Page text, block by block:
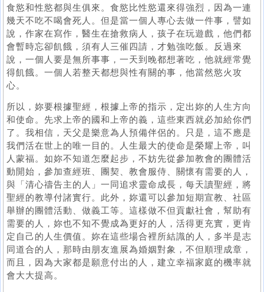
食慾和性慾都與生俱來。食慾比性慾還來得強烈，因為一連
幾天不吃不喝會死人。但是當一個人專心去做一件事，譬如
說，作家在寫作，醫生在搶救病人，孩子在玩遊戲，他們都
會暫時忘卻飢餓，須有人三催四請，才勉強吃飯。反過來
說，一個人要是無所事事，一天到晚都想著吃，他就經常覺
得飢餓。一個人若整天都想與性有關的事，他當然慾火攻
心。
所以，妳要根據聖經，根據上帝的指示，定出妳的人生方向
和使命。先求上帝的國和上帝的義，這些東西就必加給你們
了。我相信，天父是樂意為人預備伴侶的。只是，這不應是
我們活在世上的唯一目的。人生最大的使命是榮耀上帝，叫
人蒙福。如妳不知道怎麼起步，不妨先從參加教會的團體活
動開始，參加查經班、團契、教會服侍、關懷有需要的人，
與「清心禱告主的人」一同追求靈命成長，每天讀聖經，將
聖經的教導付諸實行。此外，妳還可以參加短期宣教、社區
舉辦的團體活動、做義工等。這樣做不但貢獻社會，幫助有
需要的人，妳也不知不覺成為更好的人，活得更充實，更肯
定自己的人生價值。妳在這些場合裡所結識的人，多半是志
同道合的人，那時由朋友進展為婚姻對象，不但順理成章，
而且，因為大家都是願意付出的人，建立幸福家庭的機率就
會大大提高。